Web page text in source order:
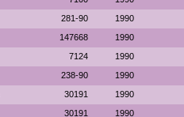
281-90 1990
147668 1990
7124 1990
238-90 1990
30191 1990
30191 1990